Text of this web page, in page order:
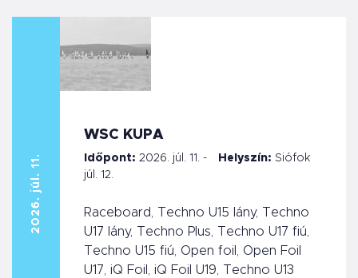
2026. júl. 11.
WSC KUPA
Időpont: 2026. júl. 11. -
júl. 12.
Helyszín: Siófok
Raceboard, Techno U15 lány, Techno
U17 lány, Techno Plus, Techno U17 fiú,
Techno U15 fiú, Open foil, Open Foil
U17, iQ Foil, iQ Foil U19, Techno U13